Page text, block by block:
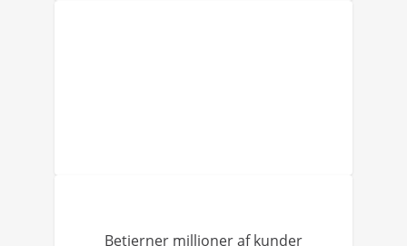
Betjerner millioner af kunder